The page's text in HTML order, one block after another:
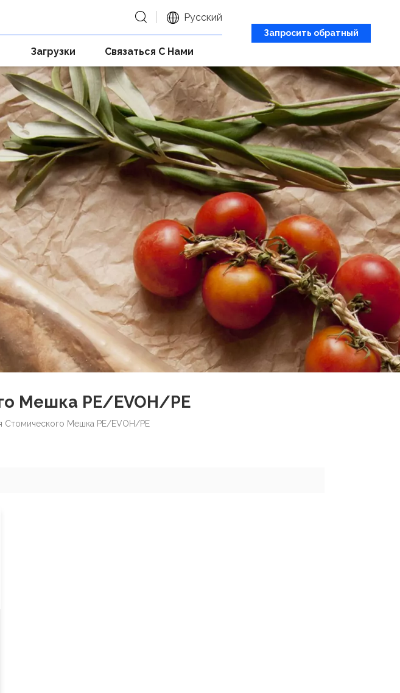
Русский
Загрузки Связаться С Нами
Запросить обратный
Мешка PE/EVOH/PE
Стомического Мешка PE/EVOH/PE